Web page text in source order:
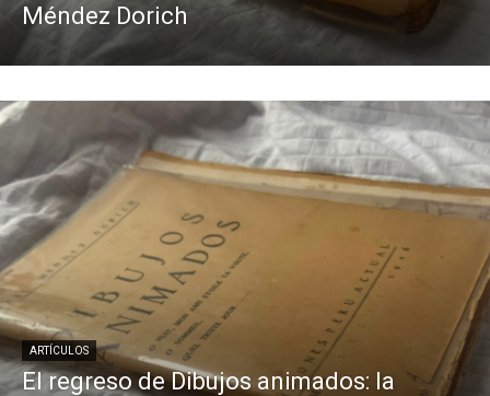
Méndez Dorich
ARTÍCULOS
El regreso de Dibujos animados: la